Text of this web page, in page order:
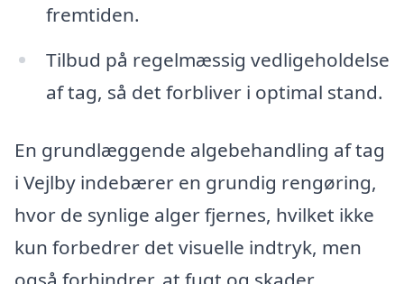
fremtiden.
Tilbud på regelmæssig vedligeholdelse
af tag, så det forbliver i optimal stand.
En grundlæggende algebehandling af tag
i Vejlby indebærer en grundig rengøring,
hvor de synlige alger fjernes, hvilket ikke
kun forbedrer det visuelle indtryk, men